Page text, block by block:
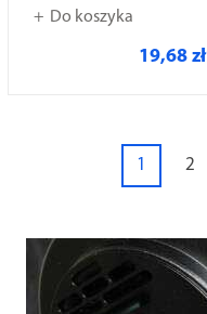
Do koszyka
19,68 zł
1 2